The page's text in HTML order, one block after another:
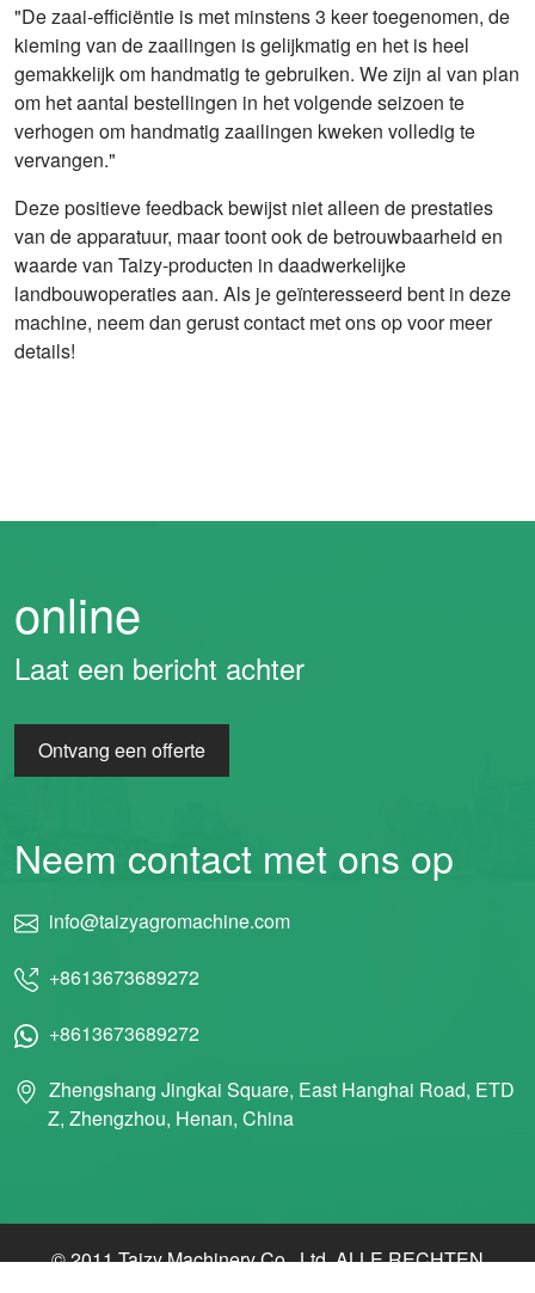
"De zaai-efficiëntie is met minstens 3 keer toegenomen, de
kieming van de zaailingen is gelijkmatig en het is heel
gemakkelijk om handmatig te gebruiken. We zijn al van plan
om het aantal bestellingen in het volgende seizoen te
verhogen om handmatig zaailingen kweken volledig te
vervangen."
Deze positieve feedback bewijst niet alleen de prestaties
van de apparatuur, maar toont ook de betrouwbaarheid en
waarde van Taizy-producten in daadwerkelijke
landbouwoperaties aan. Als je geïnteresseerd bent in deze
machine, neem dan gerust contact met ons op voor meer
details!
online
Laat een bericht achter
Ontvang een offerte
Neem contact met ons op
info@taizyagromachine.com
+8613673689272
+8613673689272
Zhengshang Jingkai Square, East Hanghai Road, ETD
Z, Zhengzhou, Henan, China
© 2011 Taizy Machinery Co., Ltd. ALLE RECHTEN